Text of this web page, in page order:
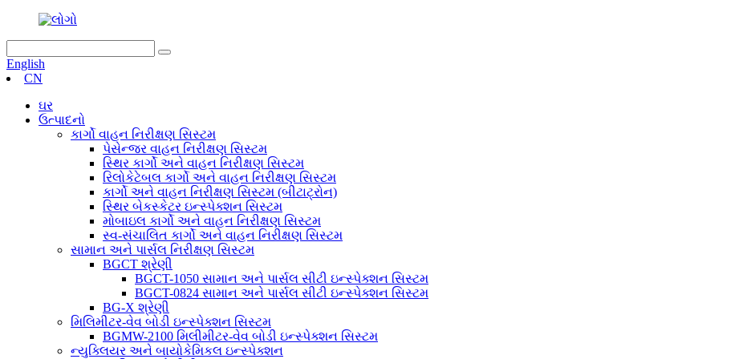
English
CN
ઘર
ઉત્પાદનો
કાર્ગો વાહન નિરીક્ષણ સિસ્ટમ
પેસેન્જર વાહન નિરીક્ષણ સિસ્ટમ
સ્થિર કાર્ગો અને વાહન નિરીક્ષણ સિસ્ટમ
રિલોકેટેબલ કાર્ગો અને વાહન નિરીક્ષણ સિસ્ટમ
કાર્ગો અને વાહન નિરીક્ષણ સિસ્ટમ (બીટાટ્રોન)
સ્થિર બેકસ્કેટર ઇન્સ્પેક્શન સિસ્ટમ
મોબાઇલ કાર્ગો અને વાહન નિરીક્ષણ સિસ્ટમ
સ્વ-સંચાલિત કાર્ગો અને વાહન નિરીક્ષણ સિસ્ટમ
સામાન અને પાર્સલ નિરીક્ષણ સિસ્ટમ
BGCT શ્રેણી
BGCT-1050 સામાન અને પાર્સલ સીટી ઇન્સ્પેક્શન સિસ્ટમ
BGCT-0824 સામાન અને પાર્સલ સીટી ઇન્સ્પેક્શન સિસ્ટમ
BG-X શ્રેણી
મિલિમીટર-વેવ બોડી ઇન્સ્પેક્શન સિસ્ટમ
BGMW-2100 મિલીમીટર-વેવ બોડી ઇન્સ્પેક્શન સિસ્ટમ
ન્યુક્લિયર અને બાયોકેમિકલ ઇન્સ્પેક્શન